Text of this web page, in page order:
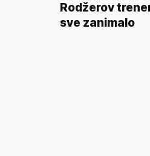
Rodžerov
sve zanimalo